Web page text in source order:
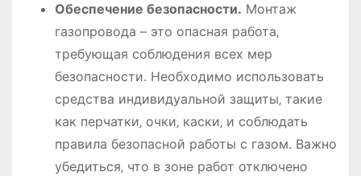
Обеспечение безопасности․ Монтаж
газопровода – это опасная работа‚
требующая соблюдения всех мер
безопасности․ Необходимо использовать
средства индивидуальной защиты‚ такие
как перчатки‚ очки‚ каски‚ и соблюдать
правила безопасной работы с газом․ Важно
убедиться‚ что в зоне работ отключено